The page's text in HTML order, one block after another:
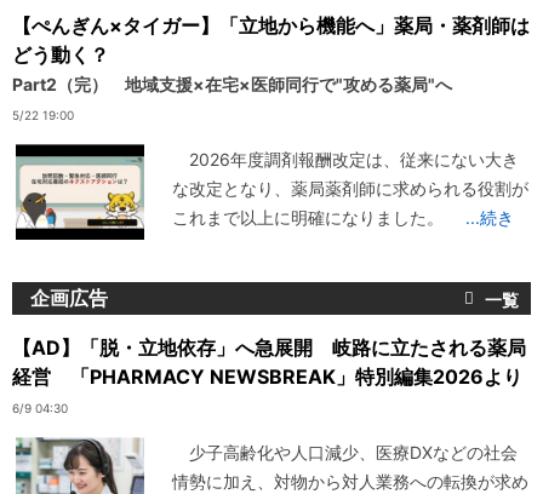
【ぺんぎん×タイガー】「立地から機能へ」薬局・薬剤師は
どう動く？
Part2（完） 地域支援×在宅×医師同行で"攻める薬局"へ
5/22 19:00
2026年度調剤報酬改定は、従来にない大き
な改定となり、薬局薬剤師に求められる役割が
これまで以上に明確になりました。
...続き
企画広告
【AD】「脱・立地依存」へ急展開 岐路に立たされる薬局
経営 「PHARMACY NEWSBREAK」特別編集2026より
6/9 04:30
少子高齢化や人口減少、医療DXなどの社会
情勢に加え、対物から対人業務への転換が求め